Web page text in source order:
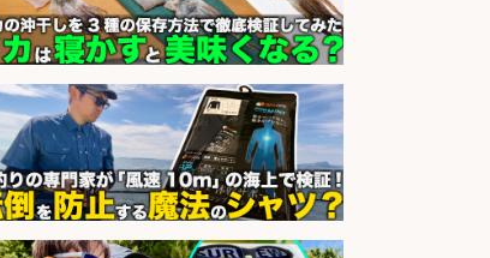
和食, 日本料理・懐石料理/店長・店
長候補/旬と手作りにこだわる!さか
なの価値を上げ、地域を元気に!店長
候補募集
会社名 博多 華吉 博多 華吉
sponsored by 求人ボックス
営業事務/「大津市」釣り具メーカ